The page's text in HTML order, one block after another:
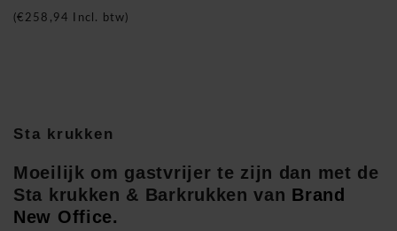
(€258,94 Incl. btw)
Sta krukken
Moeilijk om gastvrijer te zijn dan met de
Sta krukken & Barkrukken van Brand
New Office.